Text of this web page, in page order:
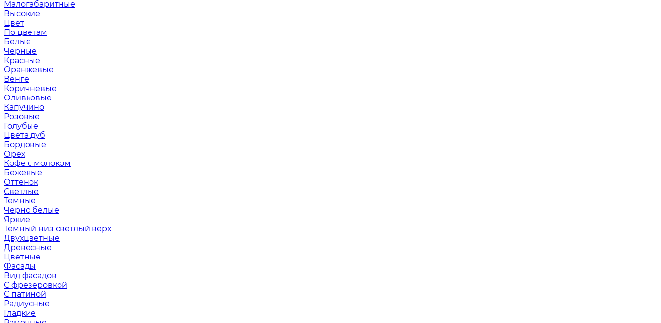
Малогабаритные
Высокие
Цвет
По цветам
Белые
Черные
Красные
Оранжевые
Венге
Коричневые
Оливковые
Капучино
Розовые
Голубые
Цвета дуб
Бордовые
Орех
Кофе с молоком
Бежевые
Оттенок
Светлые
Темные
Черно белые
Яркие
Темный низ светлый верх
Двухцветные
Древесные
Цветные
Фасады
Вид фасадов
С фрезеровкой
С патиной
Радиусные
Гладкие